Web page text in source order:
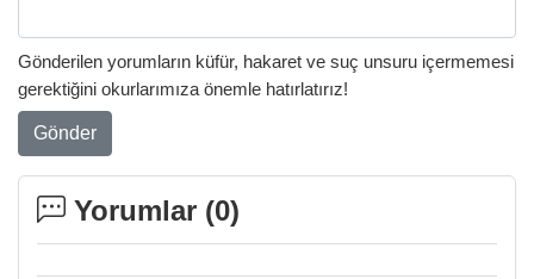
Gönderilen yorumların küfür, hakaret ve suç unsuru içermemesi
gerektiğini okurlarımıza önemle hatırlatırız!
Gönder
Yorumlar (0)